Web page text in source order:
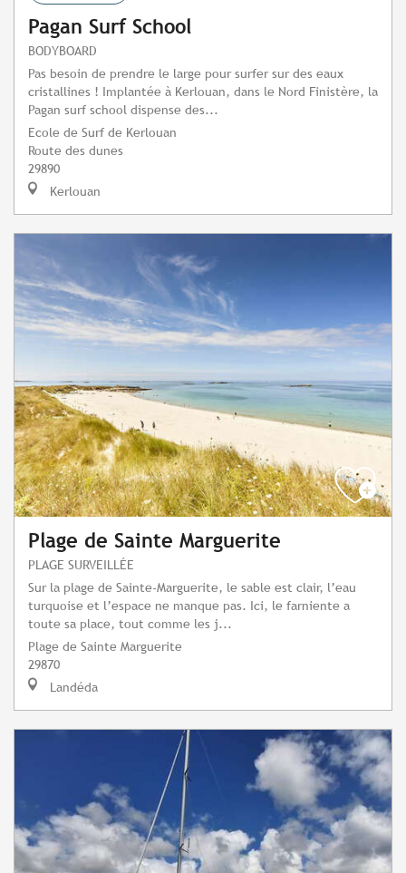
Pagan Surf School
BODYBOARD
Pas besoin de prendre le large pour surfer sur des eaux
cristallines ! Implantée à Kerlouan, dans le Nord Finistère, la
Pagan surf school dispense des...
Ecole de Surf de Kerlouan
Route des dunes
29890
Kerlouan
Plage de Sainte Marguerite
PLAGE SURVEILLÉE
Sur la plage de Sainte-Marguerite, le sable est clair, l’eau
turquoise et l’espace ne manque pas. Ici, le farniente a
toute sa place, tout comme les j...
Plage de Sainte Marguerite
29870
Landéda